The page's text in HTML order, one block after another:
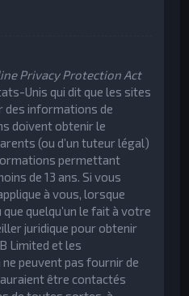
Privacy Protection Act
Unis qui dit que les sites
des informations de
doivent obtenir le
(ou d’un tuteur légal)
permettant
de 13 ans. Si vous
à vous, lorsque
quelqu’un le fait à votre
juridique pour obtenir
Limited et les
peuvent pas fournir de
être contactés